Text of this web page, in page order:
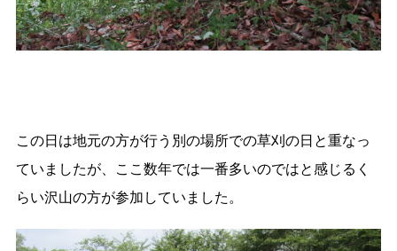
この日は地元の方が行う別の場所での草刈の日と重なっ
ていましたが、ここ数年では一番多いのではと感じるく
らい沢山の方が参加していました。